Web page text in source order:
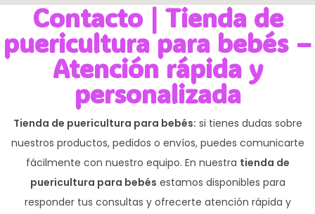
Contacto | Tienda de
puericultura para bebés –
Atención rápida y
personalizada
Tienda de puericultura para bebés: si tienes dudas sobre
nuestros productos, pedidos o envíos, puedes comunicarte
fácilmente con nuestro equipo. En nuestra tienda de
puericultura para bebés estamos disponibles para
responder tus consultas y ofrecerte atención rápida y